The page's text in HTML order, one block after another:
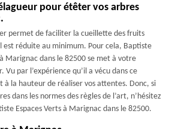
pour étêter vos arbres
permet de faciliter la cueillette des fruits
est réduite au minimum. Pour cela, Baptiste
Marignac dans le 82500 se met à votre
Vu par l’expérience qu’il a vécu dans ce
la hauteur de réaliser vos attentes. Donc, si
dans les normes des règles de l’art, n’hésitez
Espaces Verts à Marignac dans le 82500.